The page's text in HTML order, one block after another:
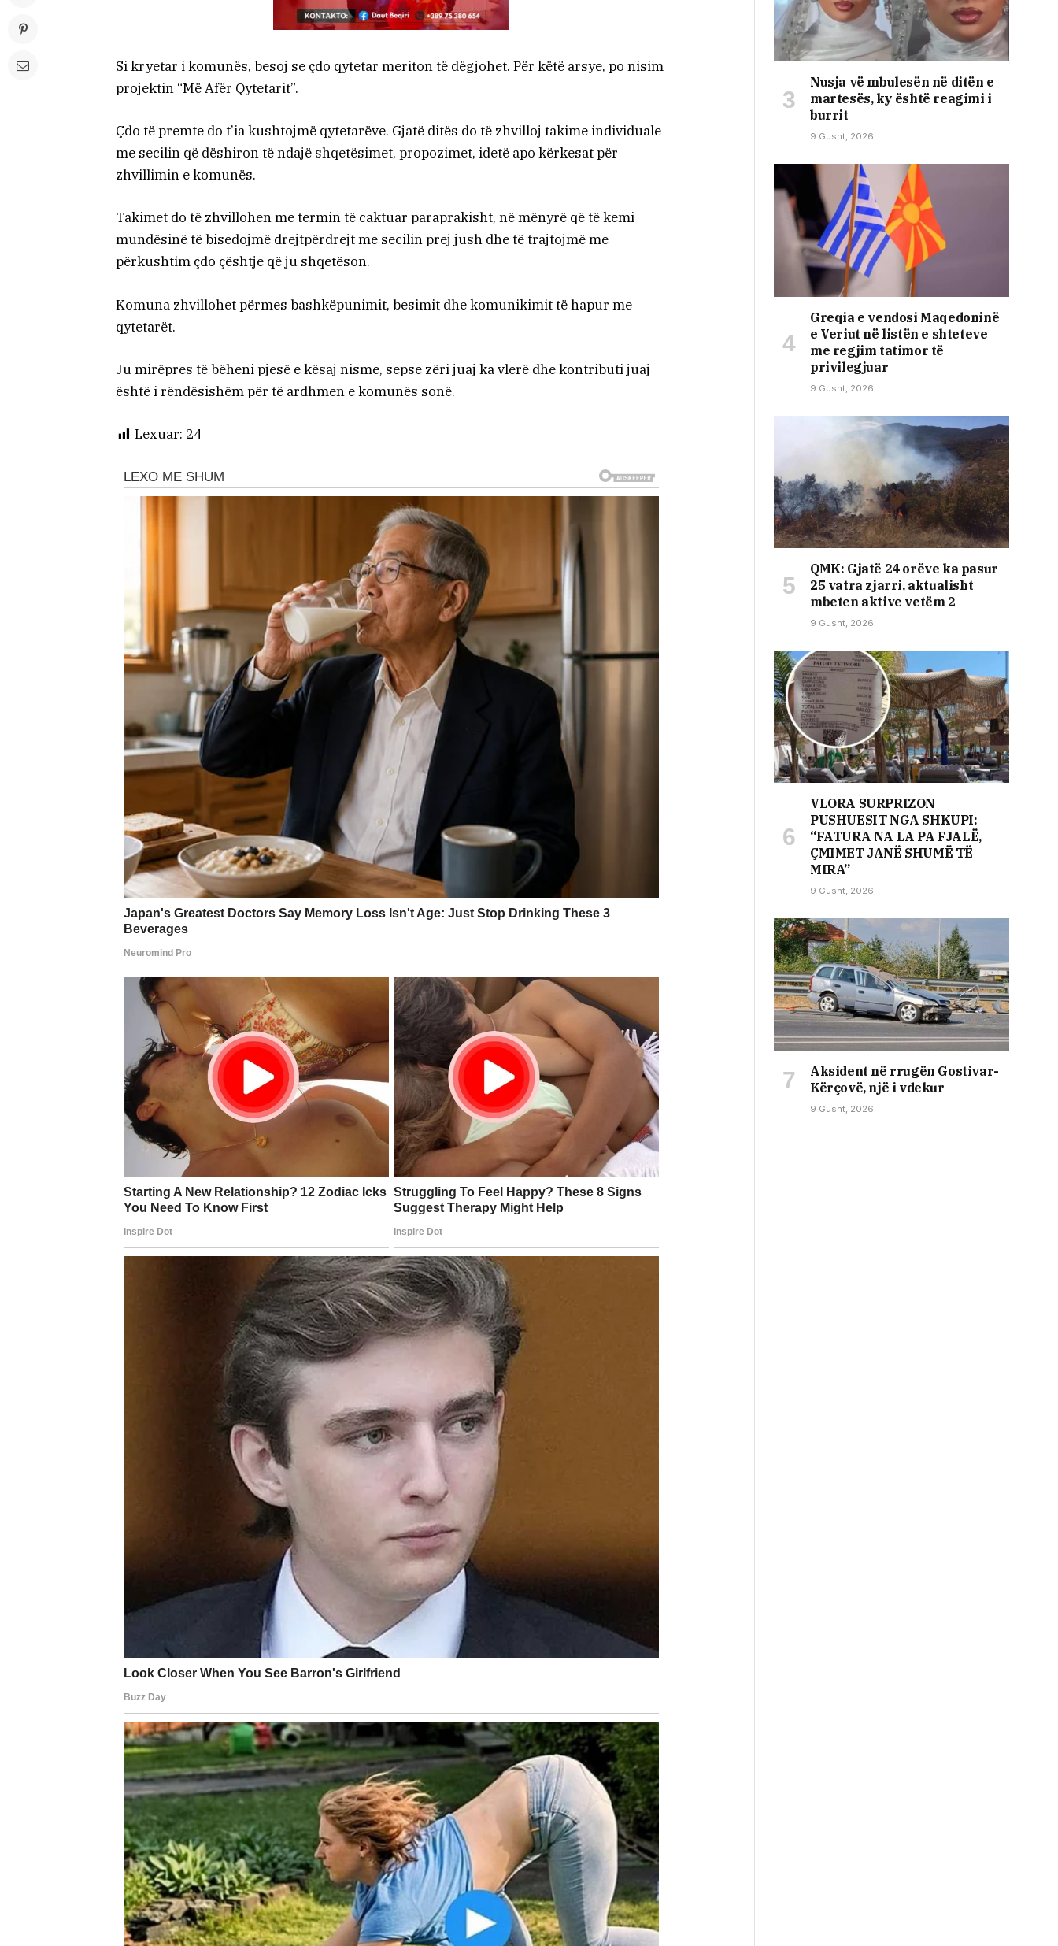
Si kryetar i komunës, besoj se çdo qytetar meriton të dëgjohet. Për këtë arsye, po nisim
projektin “Më Afër Qytetarit”.
Çdo të premte do t’ia kushtojmë qytetarëve. Gjatë ditës do të zhvilloj takime individuale
me secilin që dëshiron të ndajë shqetësimet, propozimet, idetë apo kërkesat për
zhvillimin e komunës.
Takimet do të zhvillohen me termin të caktuar paraprakisht, në mënyrë që të kemi
mundësinë të bisedojmë drejtpërdrejt me secilin prej jush dhe të trajtojmë me
përkushtim çdo çështje që ju shqetëson.
Komuna zhvillohet përmes bashkëpunimit, besimit dhe komunikimit të hapur me
qytetarët.
Ju mirëpres të bëheni pjesë e kësaj nisme, sepse zëri juaj ka vlerë dhe kontributi juaj
është i rëndësishëm për të ardhmen e komunës sonë.
Lexuar: 24
Nusja vë mbulesën në ditën e
martesës, ky është reagimi i
burrit
9 Gusht, 2026
Greqia e vendosi Maqedoninë
e Veriut në listën e shteteve
me regjim tatimor të
privilegjuar
9 Gusht, 2026
QMK: Gjatë 24 orëve ka pasur
25 vatra zjarri, aktualisht
mbeten aktive vetëm 2
9 Gusht, 2026
VLORA SURPRIZON
PUSHUESIT NGA SHKUPI:
“FATURA NA LA PA FJALË,
ÇMIMET JANË SHUMË TË
MIRA”
9 Gusht, 2026
Aksident në rrugën Gostivar-
Kërçovë, një i vdekur
9 Gusht, 2026